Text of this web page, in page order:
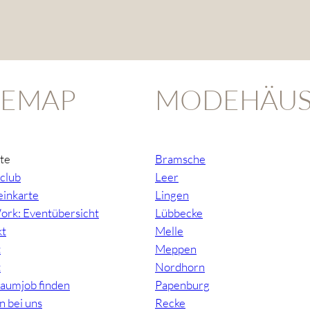
Eventübersicht
finden
bei uns
Bramsche
Leer
Lingen
Lübbecke
Melle
Meppen
Nordhorn
Papenburg
Recke